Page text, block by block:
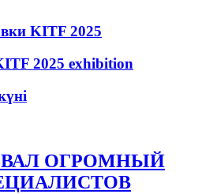
KITF 2025
2025 exhibition
ОГРОМНЫЙ